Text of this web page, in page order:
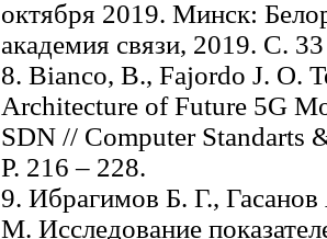
октября 2019. Минск:
академия связи, 2019. С.
8. Bianco, B., Fajordo J. O.
Architecture of Future 5G
SDN // Computer Standarts
Р. 216 – 228.
9. Ибрагимов Б. Г.,
М. Исследование